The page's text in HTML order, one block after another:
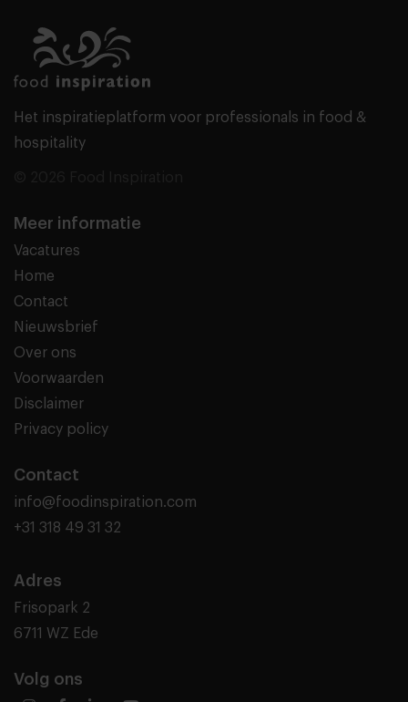
Het inspiratieplatform voor professionals in food &
hospitality
Meer informatie
Vacatures
Home
Contact
Nieuwsbrief
Over ons
Voorwaarden
Disclaimer
Privacy policy
Contact
info@foodinspiration.com
+31 318 49 31 32
Adres
Frisopark 2
6711 WZ Ede
Volg ons